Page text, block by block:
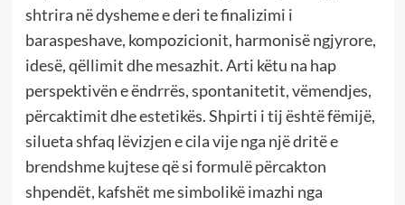
shtrira në dysheme e deri te finalizimi i
baraspeshave, kompozicionit, harmonisë ngjyrore,
idesë, qëllimit dhe mesazhit. Arti këtu na hap
perspektivën e ëndrrës, spontanitetit, vëmendjes,
përcaktimit dhe estetikës. Shpirti i tij është fëmijë,
silueta shfaq lëvizjen e cila vije nga një dritë e
brendshme kujtese që si formulë përcakton
shpendët, kafshët me simbolikë imazhi nga